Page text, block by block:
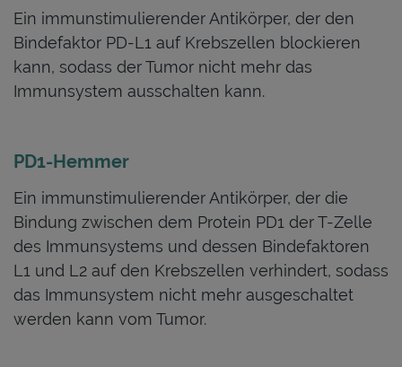
Ein immunstimulierender Antikörper, der den
Bindefaktor PD-L1 auf Krebszellen blockieren
kann, sodass der Tumor nicht mehr das
Immunsystem ausschalten kann.
PD1-Hemmer
Ein immunstimulierender Antikörper, der die
Bindung zwischen dem Protein PD1 der T-Zelle
des Immunsystems und dessen Bindefaktoren
L1 und L2 auf den Krebszellen verhindert, sodass
das Immunsystem nicht mehr ausgeschaltet
werden kann vom Tumor.